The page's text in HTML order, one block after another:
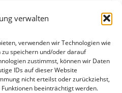
verwalten
verwenden wir Technologien wie
speichern und/oder darauf
zustimmst, können wir Daten
IDs auf dieser Website
nicht erteilst oder zurückziehst,
beeinträchtigt werden.
Krämer (8./Eigentor)
(Hochheim)